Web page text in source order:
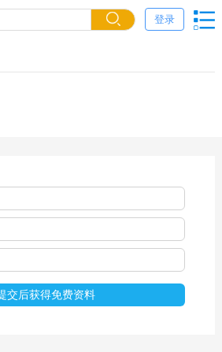
登录